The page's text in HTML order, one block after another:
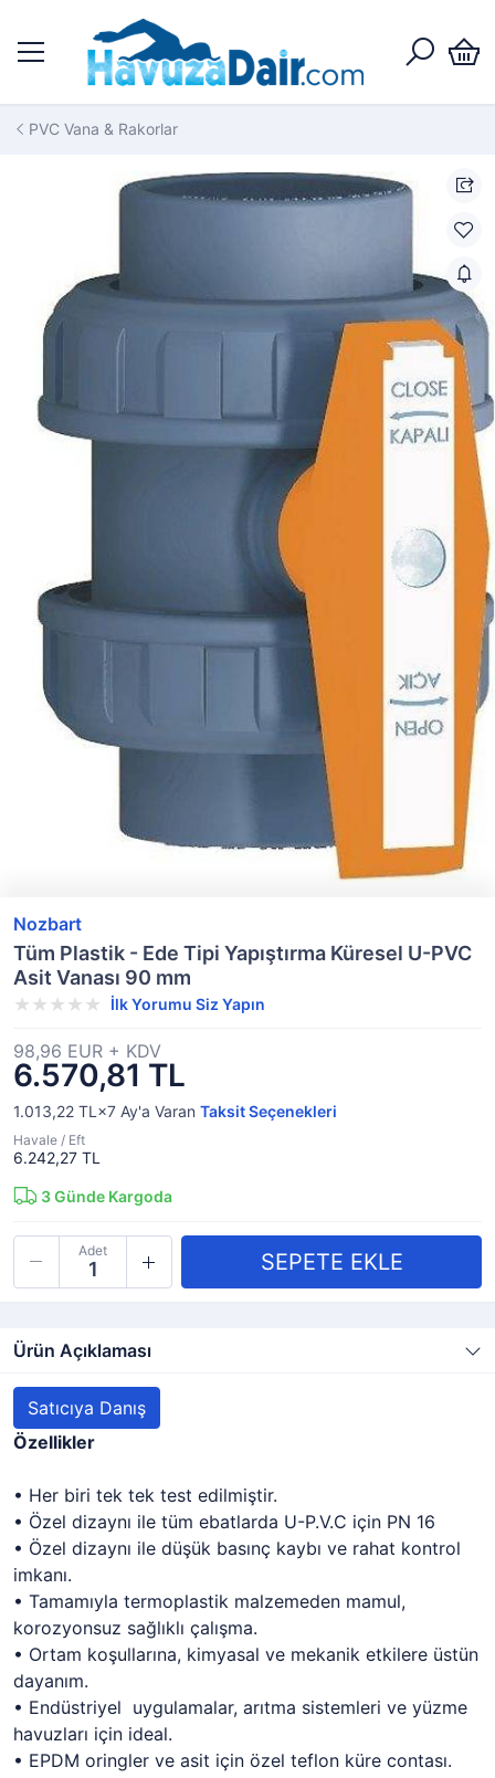
PVC Vana & Rakorlar
Nozbart
Tüm Plastik - Ede Tipi Yapıştırma Küresel U-PVC
Asit Vanası 90 mm
İlk Yorumu Siz Yapın
6.570,81 TL
98,96 EUR + KDV
1.013,22 TL×7 Ay'a Varan Taksit Seçenekleri
Havale / Eft
6.242,27 TL
3Günde Kargoda
Adet
Ürün Açıklaması
Satıcıya Danış
Özellikler
• Her biri tek tek test edilmiştir.
• Özel dizaynı ile tüm ebatlarda U-P.V.C için PN 16
• Özel dizaynı ile düşük basınç kaybı ve rahat kontrol
imkanı.
• Tamamıyla termoplastik malzemeden mamul,
korozyonsuz sağlıklı çalışma.
• Ortam koşullarına, kimyasal ve mekanik etkilere üstün
dayanım.
• Endüstriyel uygulamalar, arıtma sistemleri ve yüzme
havuzları için ideal.
• EPDM oringler ve asit için özel teflon küre contası.